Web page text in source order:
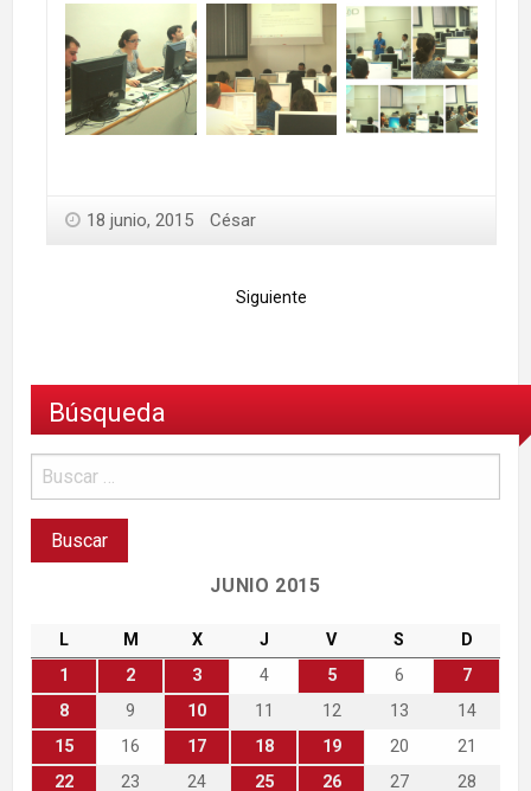
18 junio, 2015 César
Siguiente
Búsqueda
JUNIO 2015
L M X J V S
D
1
2 3 4 5 6
7
8
9 10 11 12 13
14
15
16 17 18 19 20
21
22
23 24 25 26 27
28